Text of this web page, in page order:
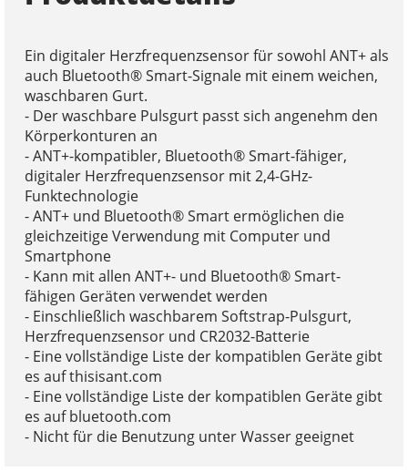
Ein digitaler Herzfrequenzsensor für sowohl ANT+ als
auch Bluetooth® Smart-Signale mit einem weichen,
waschbaren Gurt.
- Der waschbare Pulsgurt passt sich angenehm den
Körperkonturen an
- ANT+-kompatibler, Bluetooth® Smart-fähiger,
digitaler Herzfrequenzsensor mit 2,4-GHz-
Funktechnologie
- ANT+ und Bluetooth® Smart ermöglichen die
gleichzeitige Verwendung mit Computer und
Smartphone
- Kann mit allen ANT+- und Bluetooth® Smart-
fähigen Geräten verwendet werden
- Einschließlich waschbarem Softstrap-Pulsgurt,
Herzfrequenzsensor und CR2032-Batterie
- Eine vollständige Liste der kompatiblen Geräte gibt
es auf thisisant.com
- Eine vollständige Liste der kompatiblen Geräte gibt
es auf bluetooth.com
- Nicht für die Benutzung unter Wasser geeignet